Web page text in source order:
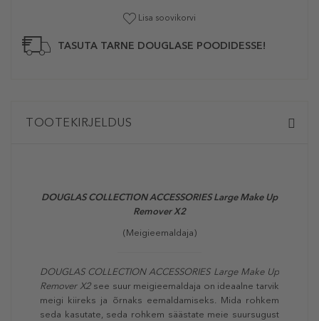
Lisa soovikorvi
TASUTA TARNE DOUGLASE POODIDESSE!
TOOTEKIRJELDUS
DOUGLAS COLLECTION ACCESSORIESLarge Make Up
Remover X2
(Meigieemaldaja)
DOUGLAS COLLECTION ACCESSORIES Large Make Up
Remover X2 see suur meigieemaldaja on ideaalne tarvik
meigi kiireks ja õrnaks eemaldamiseks. Mida rohkem
seda kasutate, seda rohkem säästate meie suursugust